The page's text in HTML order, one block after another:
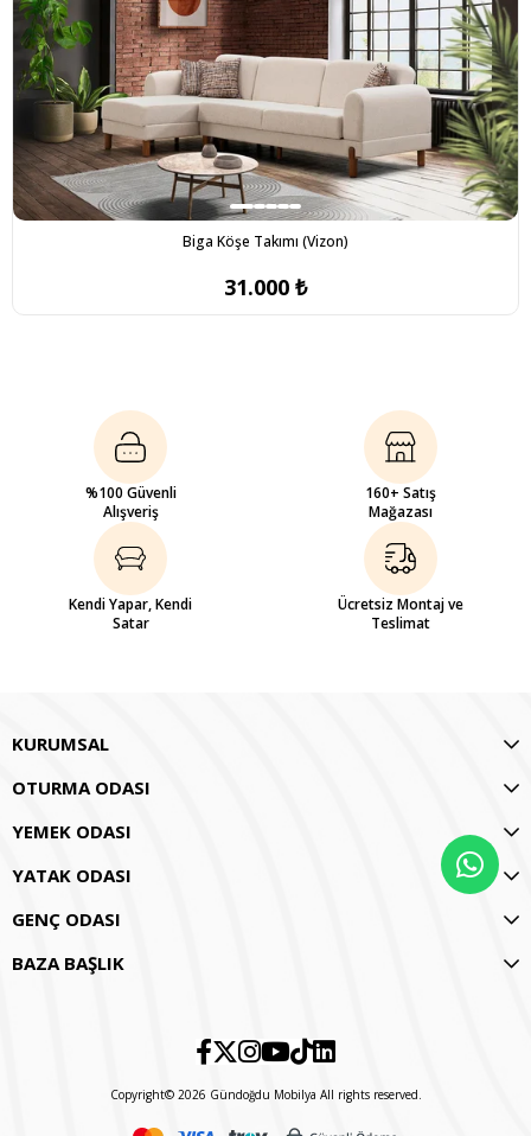
Biga Köşe Takımı (Vizon)
31.000 ₺
%100 Güvenli
Alışveriş
160+ Satış
Mağazası
Kendi Yapar, Kendi
Satar
Ücretsiz Montaj ve
Teslimat
KURUMSAL
OTURMA ODASI
YEMEK ODASI
YATAK ODASI
GENÇ ODASI
BAZA BAŞLIK
Copyright© 2026 Gündoğdu Mobilya All rights reserved.